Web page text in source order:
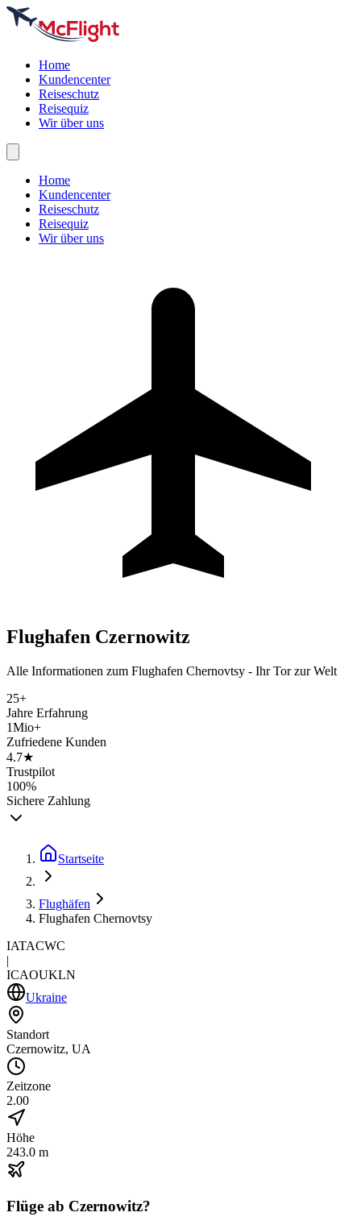
Home
Kundencenter
Reiseschutz
Reisequiz
Wir über uns
Home
Kundencenter
Reiseschutz
Reisequiz
Wir über uns
Flughafen Czernowitz
Alle Informationen zum Flughafen Chernovtsy - Ihr Tor zur Welt
25+
Jahre Erfahrung
1Mio+
Zufriedene Kunden
4.7★
Trustpilot
100%
Sichere Zahlung
Startseite
Flughäfen
Flughafen Chernovtsy
IATACWC
|
ICAOUKLN
Ukraine
Standort
Czernowitz, UA
Zeitzone
2.00
Höhe
243.0 m
Flüge ab Czernowitz?